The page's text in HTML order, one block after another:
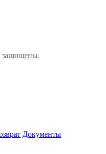
защищены.
Документы